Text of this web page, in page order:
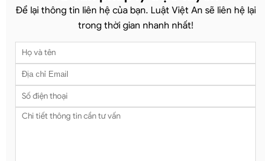
Để lại thông tin liên hệ của bạn. Luật Việt An sẽ liên hệ lại
trong thời gian nhanh nhất!